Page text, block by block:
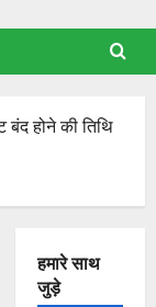
बंद होने की तिथि
हमारे साथ
जुड़े